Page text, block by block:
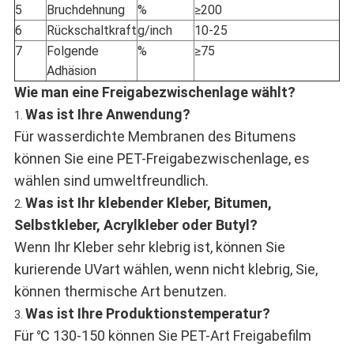
5
Bruchdehnung %
≥200
6
Rückschaltkraftg/inch
10-25
7
Folgende
Adhäsion
% ≥75
Wie man eine Freigabezwischenlage wählt?
1. Was ist Ihre Anwendung?
Für wasserdichte Membranen des Bitumens
können Sie eine PET-Freigabezwischenlage, es
wählen sind umweltfreundlich.
2. Was ist Ihr klebender Kleber, Bitumen,
Selbstkleber, Acrylkleber oder Butyl?
Wenn Ihr Kleber sehr klebrig ist, können Sie
kurierende UVart wählen, wenn nicht klebrig, Sie,
können thermische Art benutzen.
3. Was ist Ihre Produktionstemperatur?
Für ℃ 130-150 können Sie PET-Art Freigabefilm